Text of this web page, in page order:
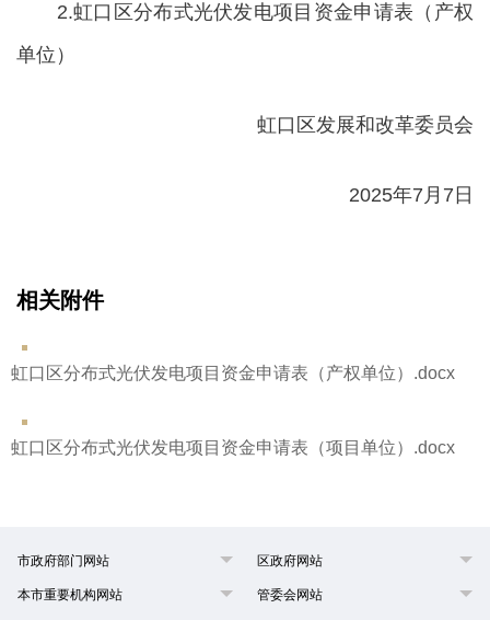
2.虹口区分布式光伏发电项目资金申请表（产权
单位）
虹口区发展和改革委员会
2025年7月7日
相关附件
虹口区分布式光伏发电项目资金申请表（产权单位）.docx
虹口区分布式光伏发电项目资金申请表（项目单位）.docx
市政府部门网站 区政府网站
本市重要机构网站 管委会网站